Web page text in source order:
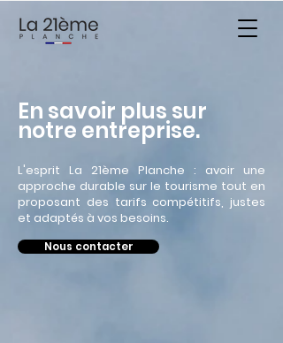
En savoir plus sur
notre entreprise.
L'esprit La 21ème Planche : avoir une
approche durable sur le tourisme tout en
proposant des tarifs compétitifs, justes
et adaptés à vos besoins.
Nous contacter